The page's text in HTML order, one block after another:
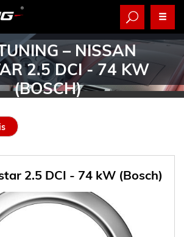
– NISSAN
2.5 DCI - 74 KW
(BOSCH)
2.5 DCI - 74 kW (Bosch)